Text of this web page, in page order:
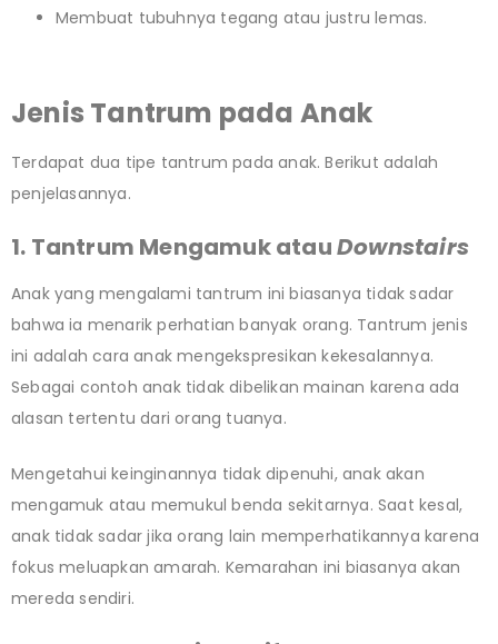
Membuat tubuhnya tegang atau justru lemas.
Jenis Tantrum pada Anak
Terdapat dua tipe tantrum pada anak. Berikut adalah
penjelasannya.
1. Tantrum Mengamuk atauDownstairs
Anak yang mengalami tantrum ini biasanya tidak sadar
bahwa ia menarik perhatian banyak orang. Tantrum jenis
ini adalah cara anak mengekspresikan kekesalannya.
Sebagai contoh anak tidak dibelikan mainan karena ada
alasan tertentu dari orang tuanya.
Mengetahui keinginannya tidak dipenuhi, anak akan
mengamuk atau memukul benda sekitarnya. Saat kesal,
anak tidak sadar jika orang lain memperhatikannya karena
fokus meluapkan amarah. Kemarahan ini biasanya akan
mereda sendiri.